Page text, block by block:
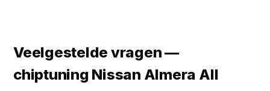
Veelgestelde vragen —
chiptuning Nissan Almera All